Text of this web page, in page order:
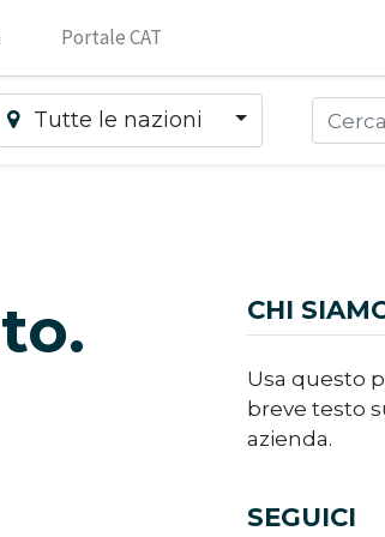
Portale CAT
Tutte le nazioni
CHI
Usa questo
breve testo
azienda.
SEGUICI